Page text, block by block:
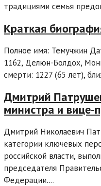
традициями семья
Краткая
Полное имя: Темучжин
1162, Делюн-Болдох,
смерти: 1227 (65 лет),
Дмитрий
министра и вице-
Дмитрий Николаевич
категории ключевых
российской власти,
председателя
Федерации....